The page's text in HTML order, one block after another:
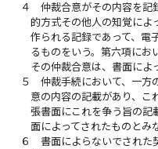
４
仲裁合意がその内容を記
的方式その他人の知覚によ
作られる記録であって、電
るものをいう。第六項にお
その仲裁合意は、書面によ
５
仲裁手続において、一方
意の内容の記載があり、こ
張書面にこれを争う旨の記
面によってされたものとみ
６
書面によらないでされた